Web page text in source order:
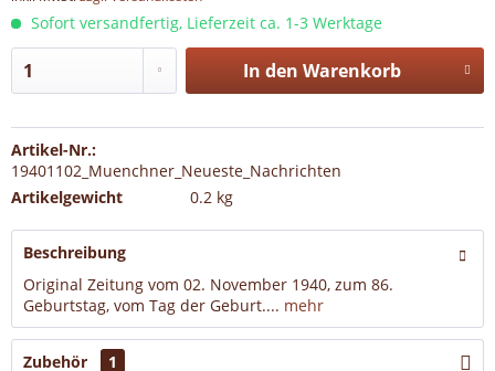
Sofort versandfertig, Lieferzeit ca. 1-3 Werktage
In den Warenkorb
Artikel-Nr.:
19401102_Muenchner_Neueste_Nachrichten
Artikelgewicht
0.2 kg
Beschreibung
Original Zeitung vom 02. November 1940, zum 86.
Geburtstag, vom Tag der Geburt.... mehr
Zubehör 1